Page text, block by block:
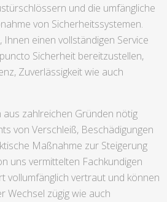
und die umfängliche
von Sicherheitssystemen.
Ihnen einen vollständigen Service
Sicherheit bereitzustellen,
Zuverlässigkeit wie auch
aus zahlreichen Gründen nötig
von Verschleiß, Beschädigungen
Maßnahme zur Steigerung
uns vermittelten Fachkundigen
vollumfänglich vertraut und können
Wechsel zügig wie auch